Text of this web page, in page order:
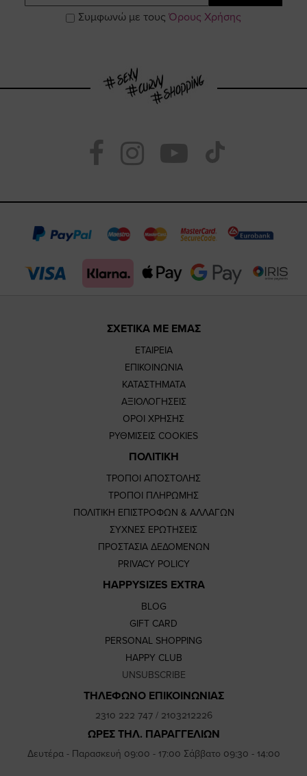
Συμφωνώ με τους Όρους Χρήσης
Visit
https://
page
Visit
https://
page
Visit
https://
page
our
TikTok
page
ΣΧΕΤΙΚΑ ΜΕ ΕΜΑΣ
ΕΤΑΙΡΕΙΑ
ΕΠΙΚΟΙΝΩΝΙΑ
ΚΑΤΑΣΤΗΜΑΤΑ
ΑΞΙΟΛΟΓΗΣΕΙΣ
ΟΡΟΙ ΧΡΗΣΗΣ
ΡΥΘΜΙΣΕΙΣ COOKIES
ΠΟΛΙΤΙΚΗ
ΤΡΟΠΟΙ ΑΠΟΣΤΟΛΗΣ
ΤΡΟΠΟΙ ΠΛΗΡΩΜΗΣ
ΠΟΛΙΤΙΚΗ ΕΠΙΣΤΡΟΦΩΝ & ΑΛΛΑΓΩΝ
ΣΥΧΝΕΣ ΕΡΩΤΗΣΕΙΣ
ΠΡΟΣΤΑΣΙΑ ΔΕΔΟΜΕΝΩΝ
PRIVACY POLICY
HAPPYSIZES EXTRA
BLOG
GIFT CARD
PERSONAL SHOPPING
HAPPY CLUB
UNSUBSCRIBE
ΤΗΛΕΦΩΝΟ ΕΠΙΚΟΙΝΩΝΙΑΣ
2310 222 747/ 2103212226
ΩΡΕΣ ΤΗΛ. ΠΑΡΑΓΓΕΛΙΩΝ
Δευτέρα - Παρασκευή 09:00 - 17:00 Σάββατο 09:30 - 14:00